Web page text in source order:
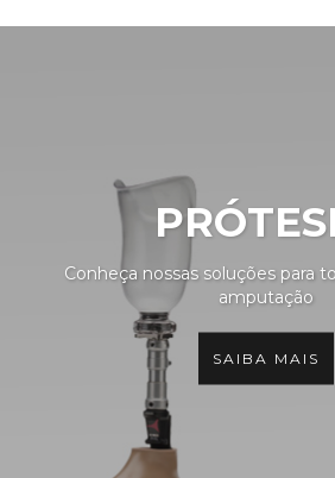
Conheça nossas soluções para
amputação
SAIBA MAIS